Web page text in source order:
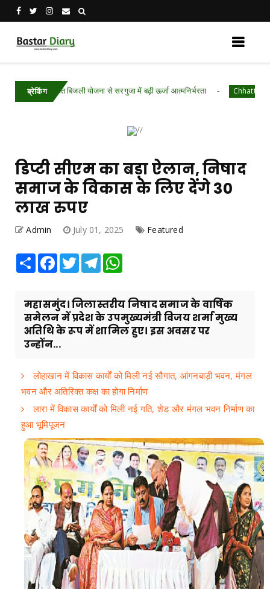
ब्रेकिंग
घर-मुफ्त बिजली योजना से सरगुजा में बढ़ी ऊर्जा आत्मनिर्भरता Chhattisgarh
डिप्टी सीएम का बड़ा ऐलान, निषाद
समाज के विकास के लिए देंगे 30
लाख रुपए
Admin July 01, 2025 Featured
Share Facebook
TwitterTelegram
महासमुंद। जिलास्तरीय निषाद समाज के वार्षिक
समेलन में प्रदेश के उपमुख्यमंत्री विजय शर्मा मुख्य
अतिथि के रूप में शामिल हुए। इस अवसर पर
उन्होंन...
लोहाखान में विकास कार्यों को मिली नई सौगात, आंगनबाड़ी भवन, मंगल
भवन और अतिरिक्त कक्ष का होगा निर्माण
लारा में विकास कार्यों को मिली नई गति, शेड और मंगल भवन निर्माण का
हुआ भूमिपूजन